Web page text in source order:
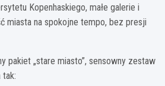
Kopenhaskiego, małe galerie i
miasta na spokojne tempo, bez presji
pakiet „stare miasto”, sensowny zestaw
tak: